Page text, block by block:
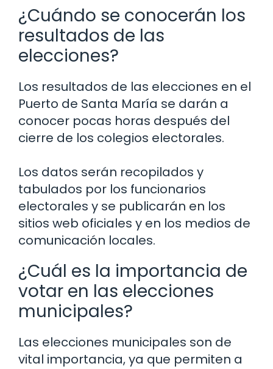
¿Cuándo se conocerán los
resultados de las
elecciones?
Los resultados de las elecciones en el
Puerto de Santa María se darán a
conocer pocas horas después del
cierre de los colegios electorales.
Los datos serán recopilados y
tabulados por los funcionarios
electorales y se publicarán en los
sitios web oficiales y en los medios de
comunicación locales.
¿Cuál es la importancia de
votar en las elecciones
municipales?
Las elecciones municipales son de
vital importancia, ya que permiten a